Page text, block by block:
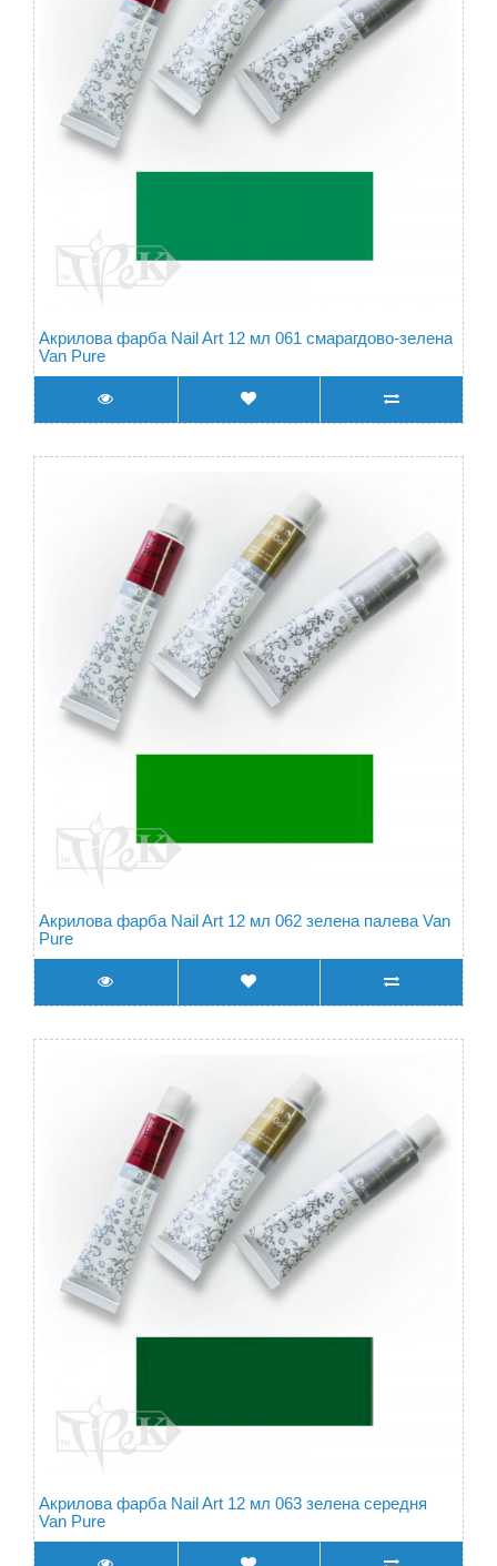
Акрилова фарба Nail Art 12 мл 061 смарагдово-зелена
Van Pure
Акрилова фарба Nail Art 12 мл 062 зелена палева Van
Pure
Акрилова фарба Nail Art 12 мл 063 зелена середня
Van Pure